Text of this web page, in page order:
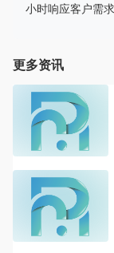
小时响应客户需
更多资讯